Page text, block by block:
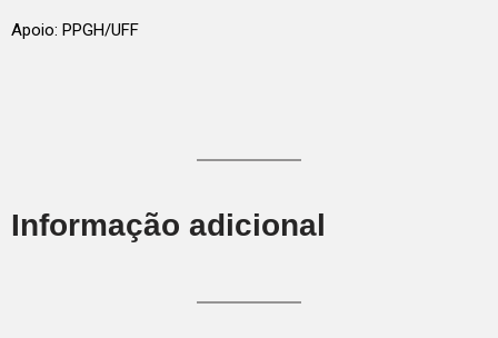
Apoio: PPGH/UFF
Informação adicional